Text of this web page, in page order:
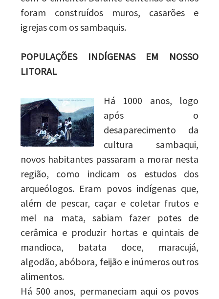
foram construídos muros, casarões e
igrejas com os sambaquis.
POPULAÇÕES INDÍGENAS EM NOSSO
LITORAL
Há 1000 anos, logo
após o
desaparecimento da
cultura sambaqui,
novos habitantes passaram a morar nesta
região, como indicam os estudos dos
arqueólogos. Eram povos indígenas que,
além de pescar, caçar e coletar frutos e
mel na mata, sabiam fazer potes de
cerâmica e produzir hortas e quintais de
mandioca, batata doce, maracujá,
algodão, abóbora, feijão e inúmeros outros
alimentos.
Há 500 anos, permaneciam aqui os povos